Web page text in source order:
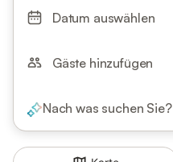
Datum auswählen
Gäste hinzufügen
Nach was suchen Sie?